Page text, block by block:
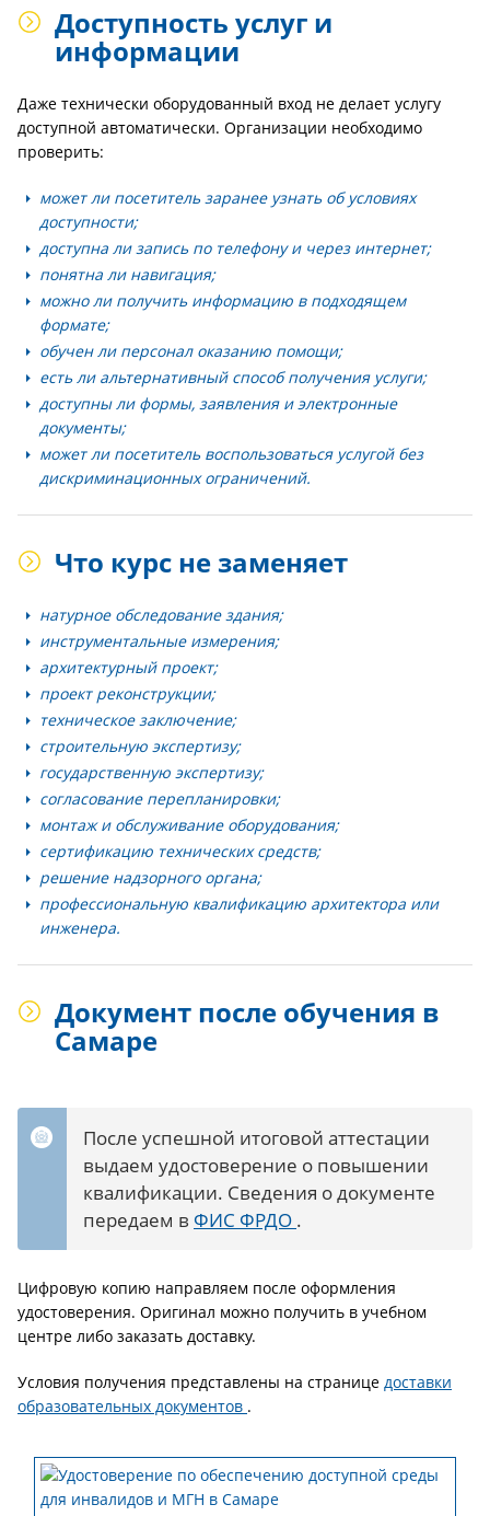
Доступность услуг и
информации
Даже технически оборудованный вход не делает услугу
доступной автоматически. Организации необходимо
проверить:
может ли посетитель заранее узнать об условиях
доступности;
доступна ли запись по телефону и через интернет;
понятна ли навигация;
можно ли получить информацию в подходящем
формате;
обучен ли персонал оказанию помощи;
есть ли альтернативный способ получения услуги;
доступны ли формы, заявления и электронные
документы;
может ли посетитель воспользоваться услугой без
дискриминационных ограничений.
Что курс не заменяет
натурное обследование здания;
инструментальные измерения;
архитектурный проект;
проект реконструкции;
техническое заключение;
строительную экспертизу;
государственную экспертизу;
согласование перепланировки;
монтаж и обслуживание оборудования;
сертификацию технических средств;
решение надзорного органа;
профессиональную квалификацию архитектора или
инженера.
Документ после обучения в
Самаре
После успешной итоговой аттестации
выдаем удостоверение о повышении
квалификации. Сведения о документе
передаем в ФИС ФРДО .
Цифровую копию направляем после оформления
удостоверения. Оригинал можно получить в учебном
центре либо заказать доставку.
Условия получения представлены на странице доставки
образовательных документов .